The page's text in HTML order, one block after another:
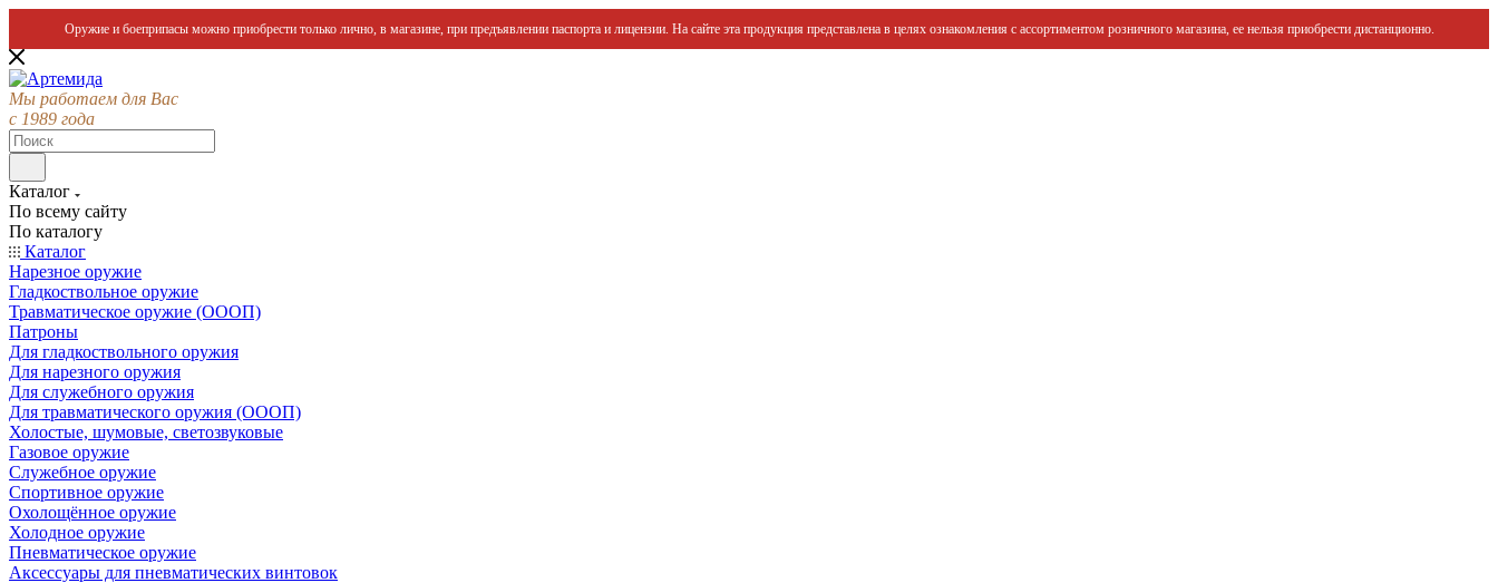
Оружие и боеприпасы можно приобрести только лично, в магазине, при предъявлении паспорта и лицензии. На сайте эта продукция представлена в целях ознакомления с ассортиментом розничного магазина, ее нельзя приобрести дистанционно.
Мы работаем для Вас
с 1989 года
Каталог
По всему сайту
По каталогу
Каталог
Нарезное оружие
Гладкоствольное оружие
Травматическое оружие (ОООП)
Патроны
Для гладкоствольного оружия
Для нарезного оружия
Для служебного оружия
Для травматического оружия (ОООП)
Холостые, шумовые, светозвуковые
Газовое оружие
Служебное оружие
Спортивное оружие
Охолощённое оружие
Холодное оружие
Пневматическое оружие
Аксессуары для пневматических винтовок